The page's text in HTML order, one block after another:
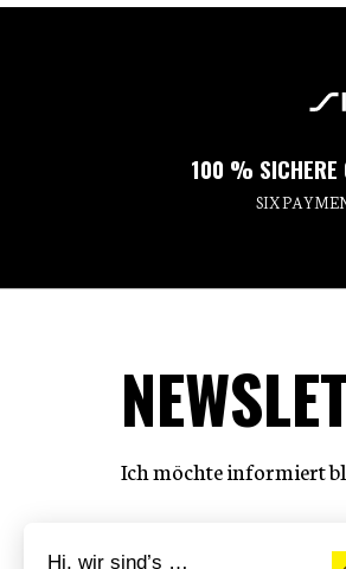
100 % SICHERE
SIX
Ich möchte informiert
Hi, wir sind’s …